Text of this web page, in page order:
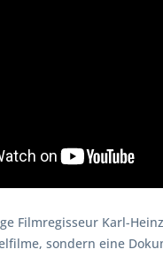
Filmregisseur Karl-
sondern eine